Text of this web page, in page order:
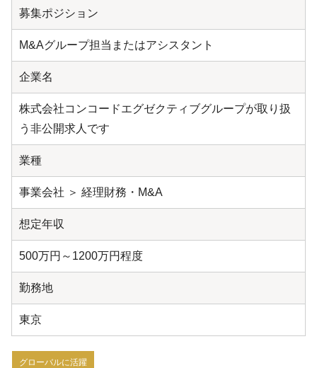
募集ポジション
M&Aグループ担当またはアシスタント
企業名
株式会社コンコードエグゼクティブグループが取り扱
う非公開求人です
業種
事業会社 ＞ 経理財務・M&A
想定年収
500万円～1200万円程度
勤務地
東京
グローバルに活躍